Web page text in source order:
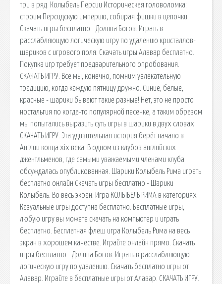
три в ряд. Колыбель Персии Историческая головоломка:
строим Персидскую империю, собирая фишки в цепочки.
Скачать игры бесплатно - Долина Богов. Играть в
расслабляющую логическую игру по удалению кристаллов-
шариков с игрового поля. Скачать игры Алавар бесплатно.
Покупка игр требует предварительного опробования.
СКАЧАТЬ ИГРУ. Все мы, конечно, помним увлекательную
традицию, когда каждую пятницу дружно. Синие, белые,
красные - шарики бывают такие разные! Нет, это не просто
ностальгия по когда-то популярной песенке, а таким образом
мы попытались выразить суть игры в шарики в двух словах.
СКАЧАТЬ ИГРУ. Эта удивительная история берёт начало в
Англии конца xix века. В одном из клубов английских
джентльменов, где самыми уважаемыми членами клуба
обсуждалась опубликованная. Шарики Колыбель Рима играть
бесплатно онлайн Скачать игры бесплатно - Шарики
Колыбель. Во весь экран. Игра КОЛЫБЕЛЬ РИМА в категориях
Казуальные игры доступна бесплатно. Бесплатные игры,
любую игру вы можете скачать на компьютер и играть
бесплатно. Бесплатная флеш игра Колыбель Рима на весь
экран в хорошем качестве. Играйте онлайн прямо. Скачать
игры бесплатно - Долина Богов. Играть в расслабляющую
логическую игру по удалению. Скачать бесплатно игры от
Алавар. Играйте в бесплатные игры от Алавар. СКАЧАТЬ ИГРУ.